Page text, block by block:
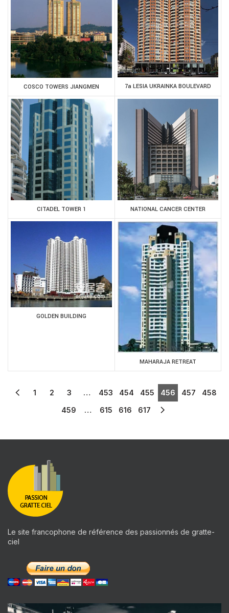
COSCO TOWERS JIANGMEN 7a LESIA UKRAINKA BOULEVARD
CITADEL TOWER 1 NATIONAL CANCER CENTER
GOLDEN BUILDING
MAHARAJA RETREAT
1 2 3 … 453 454 455 456 457
458
459
… 615 616 617
Le site francophone de référence des passionnés de gratte-
ciel